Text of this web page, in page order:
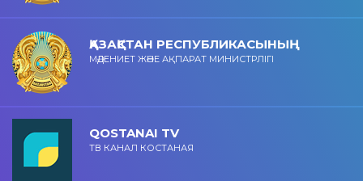
ҚАЗАҚСТАН РЕСПУБЛИКАСЫНЫҢ
МӘДЕНИЕТ ЖӘНЕ АҚПАРАТ МИНИСТРЛІГІ
QOSTANAI TV
ТВ КАНАЛ КОСТАНАЯ